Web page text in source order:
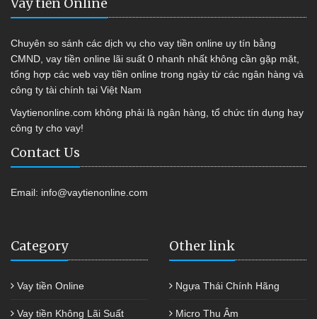
Chuyên so sánh các dịch vụ cho vay tiền online uy tín bằng
CMND, vay tiền online lãi suất 0 nhanh nhất không cần gặp mặt,
tổng hợp các web vay tiền online trong ngày từ các ngân hàng và
công ty tài chính tại Việt Nam
Vaytienonline.com không phải là ngân hàng, tổ chức tín dụng hay
công ty cho vay!
Contact Us
Email: info@vaytienonline.com
Category
Vay tiền Online
Vay tiền Không Lãi Suất
Other link
Ngựa Thái Chính Hãng
Micro Thu Âm